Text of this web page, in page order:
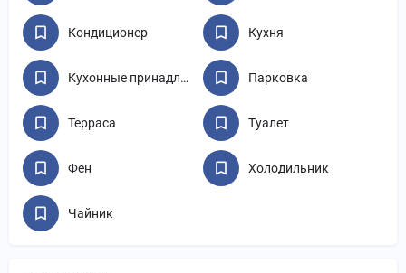
Кондиционер Кухня
Кухонные принадлежности Парковка
Терраса Туалет
Фен Холодильник
Чайник